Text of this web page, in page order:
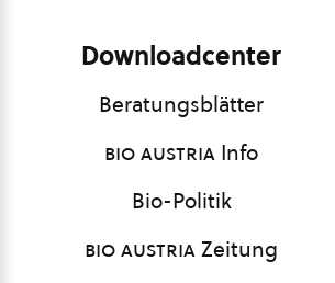
Downloadcenter
Beratungsblätter
bio austria Info
Bio-Politik
bio austriaZeitung